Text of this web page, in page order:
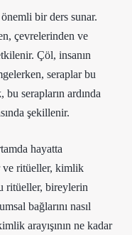
bir ders sunar.
çevrelerinden ve
Çöl, insanın
seraplar bu
bu serapların ardında
şekillenir.
hayatta
ve ritüeller, kimlik
ritüeller, bireylerin
bağlarını nasıl
arayışının ne kadar